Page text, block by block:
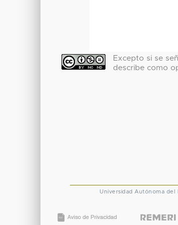
Excepto si se
describe como
Universidad Autónoma del